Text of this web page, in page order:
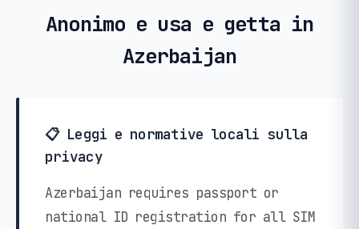
Anonimo e usa e getta in
Azerbaijan
📋 Leggi e normative locali sulla
privacy
Azerbaijan requires passport or
national ID registration for all SIM